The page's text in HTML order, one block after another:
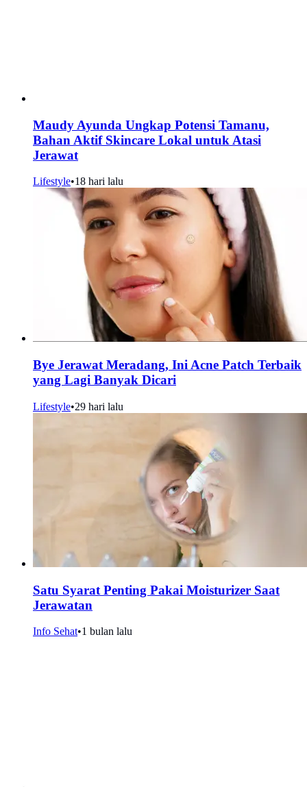
Maudy Ayunda Ungkap Potensi Tamanu,
Bahan Aktif Skincare Lokal untuk Atasi
Jerawat
Lifestyle•18 hari lalu
Bye Jerawat Meradang, Ini Acne Patch Terbaik
yang Lagi Banyak Dicari
Lifestyle•29 hari lalu
Satu Syarat Penting Pakai Moisturizer Saat
Jerawatan
Info Sehat•1 bulan lalu